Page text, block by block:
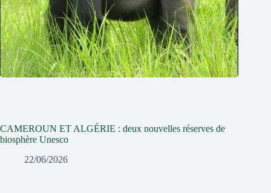
CAMEROUN ET ALGÉRIE : deux nouvelles réserves de
biosphère Unesco
22/06/2026